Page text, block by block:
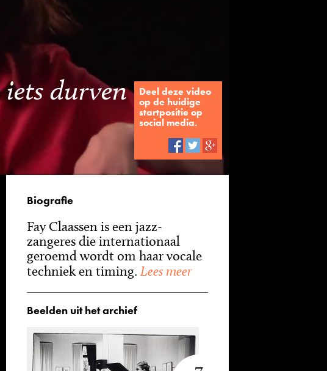
durven
Deel deze video
op de huidige
startpositie op
social media.
Biografie
Fay Claassen is een jazz-
zangeres die internationaal
geroemd wordt om haar vocale
techniek en timing. Lees meer
Beelden uit het archief